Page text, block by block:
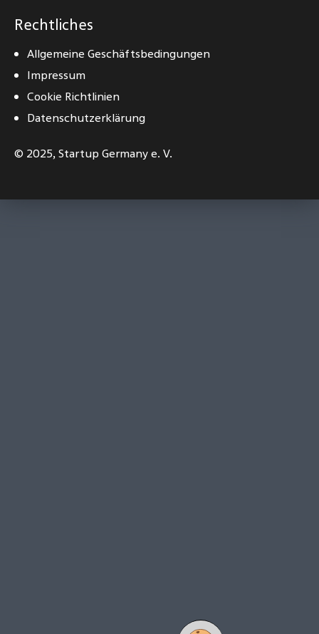
Rechtliches
Allgemeine Geschäftsbedingungen
Impressum
Cookie Richtlinien
Datenschutzerklärung
© 2025,Startup Germany e. V.